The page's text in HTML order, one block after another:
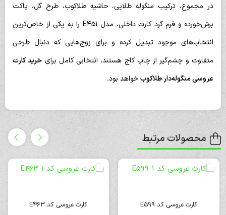
در مجموع، ترکیب منگوله طلایی، حاشیه طلاکوب، طرح گل، پاکت
برش‌خورده و فرم گرد کارت داخلی، مدل E451 را به یکی از خاص‌ترین
انتخاب‌های موجود تبدیل کرده و برای زوج‌هایی که دنبال طرحی
متفاوت و چشم‌گیر از چاپ کاج هستند، انتخابی کامل برای خرید کارت
عروسی منگوله‌دار طلاکوبخواهد بود.
محصولات مرتبط
کارت عروسی کد E599 کارت عروسی کد E463